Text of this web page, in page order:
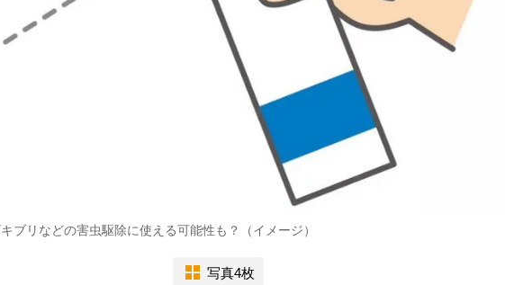
ブリなどの害虫駆除に使える可能性も？（イメージ）
写真4枚